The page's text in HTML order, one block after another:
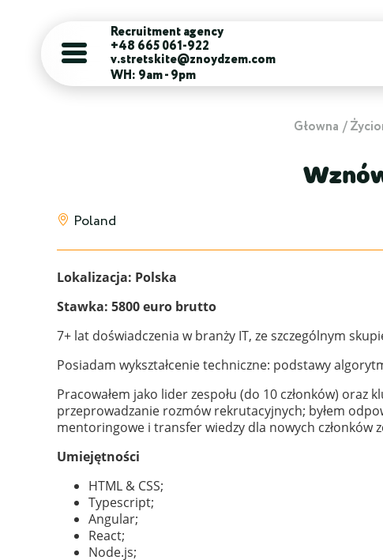
Recruitment agency
+48 665 061-922
v.stretskite@znoydzem.com
WH: 9am - 9pm
Głowna
Poland
Lokalizacja: Polska
Stawka: 5800 euro brutto
7+ lat doświadczenia w branży IT, ze szczególnym
Posiadam wykształcenie techniczne: podstawy
Pracowałem jako lider zespołu (do 10 członków)
przeprowadzanie rozmów rekrutacyjnych; byłem
mentoringowe i transfer wiedzy dla nowych członków
Umiejętności
HTML & CSS;
Typescript;
Angular;
React;
Node.js;